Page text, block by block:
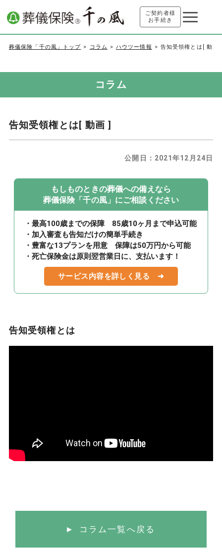
ご契約者様
お手続き
葬儀保険「千の風」トップ コラム ハウツー情報 告知受領権とは[ 動画
コラム
告知受領権とは[ 動画 ]
公開日： 2021年12月24日
もしものときの葬儀への備えなら
葬儀保険「千の風」にご相談ください
・最高100歳までの保障 85歳10ヶ月まで申込可能
・加入審査も告知だけの簡単手続き
・豊富な13プランを用意 保障は50万円から可能
・死亡保険金は原則翌営業日に、支払います！
サービス内容を詳しく見る ➜
告知受領権とは
コラム一覧へ戻る